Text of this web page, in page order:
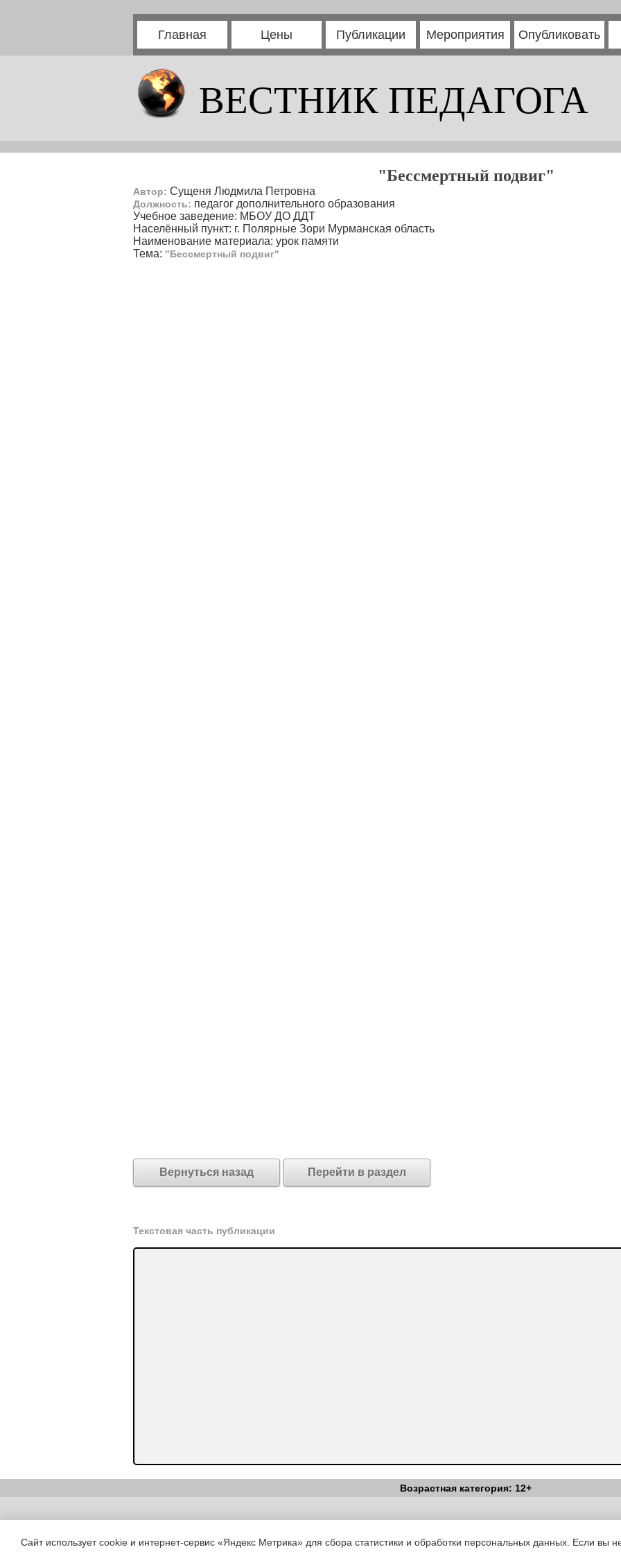
Главная Цены Публикации Мероприятия Опубликовать
ВЕСТНИК ПЕДАГОГА
"Бессмертный подвиг"
Автор: Сущеня Людмила Петровна
Должность: педагог дополнительного образования
Учебное заведение: МБОУ ДО ДДТ
Населённый пункт: г. Полярные Зори Мурманская область
Наименование материала: урок памяти
Тема: "Бессмертный подвиг"
Вернуться назад Перейти в раздел
Текстовая часть публикации
Возрастная категория: 12+
Copyright (c) |Вестник Педагога|Об издании|Условия|Политика
Сайт использует cookie и интернет-сервис «Яндекс Метрика» для сбора статистики и обработки персональных данных. Если вы